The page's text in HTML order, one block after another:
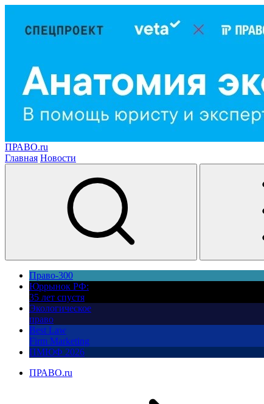
ПРАВО.ru
Главная Новости
Право-300
Юррынок РФ:
35 лет спустя
Экологическое
право
Best Law
Firm Marketing
ПМЮФ 2026
ПРАВО.ru